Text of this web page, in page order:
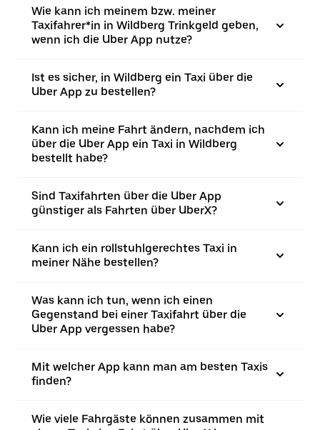
Wie kann ich meinem bzw. meiner
Taxifahrer*in in Wildberg Trinkgeld geben,
wenn ich die Uber App nutze?
Ist es sicher, in Wildberg ein Taxi über die
Uber App zu bestellen?
Kann ich meine Fahrt ändern, nachdem ich
über die Uber App ein Taxi in Wildberg
bestellt habe?
Sind Taxifahrten über die Uber App
günstiger als Fahrten über UberX?
Kann ich ein rollstuhlgerechtes Taxi in
meiner Nähe bestellen?
Was kann ich tun, wenn ich einen
Gegenstand bei einer Taxifahrt über die
Uber App vergessen habe?
Mit welcher App kann man am besten Taxis
finden?
Wie viele Fahrgäste können zusammen mit